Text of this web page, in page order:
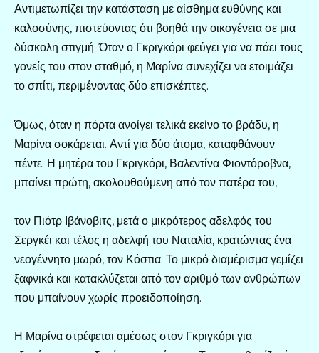
Αντιμετωπίζει την κατάσταση με αίσθημα ευθύνης και
καλοσύνης, πιστεύοντας ότι βοηθά την οικογένεια σε μια
δύσκολη στιγμή. Όταν ο Γκριγκόρι φεύγει για να πάει τους
γονείς του στον σταθμό, η Μαρίνα συνεχίζει να ετοιμάζει
το σπίτι, περιμένοντας δύο επισκέπτες.
Όμως, όταν η πόρτα ανοίγει τελικά εκείνο το βράδυ, η
Μαρίνα σοκάρεται. Αντί για δύο άτομα, καταφθάνουν
πέντε. Η μητέρα του Γκριγκόρι, Βαλεντίνα Φιοντόροβνα,
μπαίνει πρώτη, ακολουθούμενη από τον πατέρα του,
τον Πιότρ Ιβάνοβιτς, μετά ο μικρότερος αδελφός του
Σεργκέι και τέλος η αδελφή του Ναταλία, κρατώντας ένα
νεογέννητο μωρό, τον Κόστια. Το μικρό διαμέρισμα γεμίζει
ξαφνικά και κατακλύζεται από τον αριθμό των ανθρώπων
που μπαίνουν χωρίς προειδοποίηση.
Η Μαρίνα στρέφεται αμέσως στον Γκριγκόρι για